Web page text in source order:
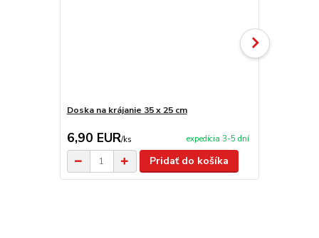
Doska na krájanie 35 x 25 cm
6,90 EUR/ks expedícia 3-5 dní
Pridať do košíka